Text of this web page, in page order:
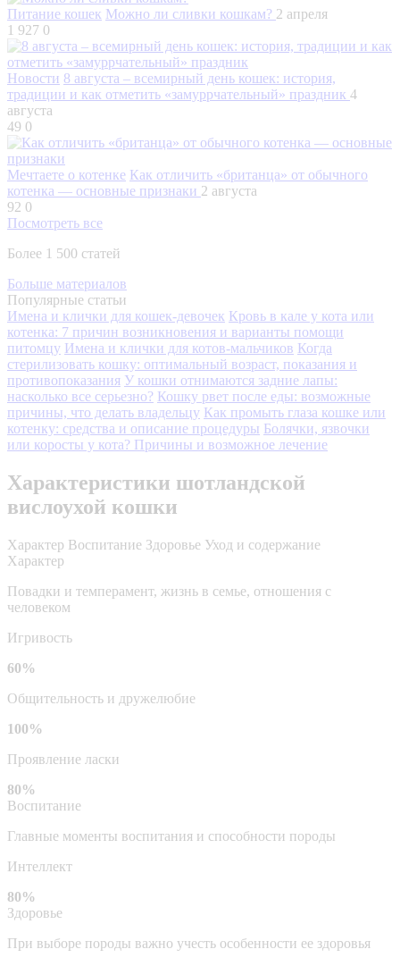
Питание кошек Можно ли сливки кошкам? 2 апреля
1 927 0
Новости 8 августа – всемирный день кошек: история,
традиции и как отметить «замуррчательный» праздник 4
августа
49 0
Мечтаете о котенке Как отличить «британца» от обычного
котенка — основные признаки 2 августа
92 0
Посмотреть все
Более 1 500 статей
Больше материалов
Популярные статьи
Имена и клички для кошек-девочек Кровь в кале у кота или
котенка: 7 причин возникновения и варианты помощи
питомцу Имена и клички для котов-мальчиков Когда
стерилизовать кошку: оптимальный возраст, показания и
противопоказания У кошки отнимаются задние лапы:
насколько все серьезно? Кошку рвет после еды: возможные
причины, что делать владельцу Как промыть глаза кошке или
котенку: средства и описание процедуры Болячки, язвочки
или коросты у кота? Причины и возможное лечение
Характеристики шотландской
вислоухой кошки
Характер Воспитание Здоровье Уход и содержание
Характер
Повадки и темперамент, жизнь в семье, отношения с
человеком
Игривость
60%
Общительность и дружелюбие
100%
Проявление ласки
80%
Воспитание
Главные моменты воспитания и способности породы
Интеллект
80%
Здоровье
При выборе породы важно учесть особенности ее здоровья